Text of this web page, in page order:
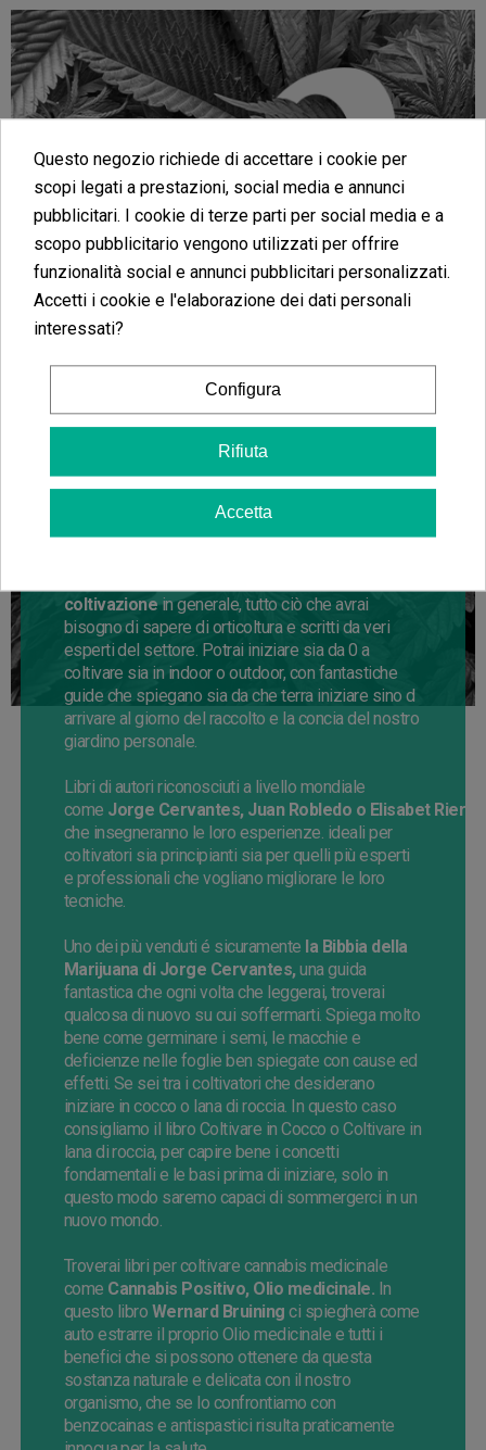
Libri coltivazione
coltivazionein generale, tutto ciò che avrai
bisogno di sapere di orticoltura e scritti da veri
esperti del settore. Potrai iniziare sia da0 a
coltivare siain indooro outdoor, con fantastiche
guide che spiegano siada che terra iniziare sino d
arrivare al giorno del raccolto e la concia del nostro
giardino personale.
Libri di autori riconosciuti a livello mondiale
come Jorge Cervantes, Juan Robledo o Elisabet Riera
che insegneranno le loro esperienze. ideali per
coltivatori sia principianti siaper quelli più esperti
e professionali che vogliano migliorare le loro
tecniche.
Uno dei più venduti é sicuramente la Bibbia della
Marijuana di Jorge Cervantes,una guida
fantastica che ogni volta che leggerai, troverai
qualcosa di nuovo su cui soffermarti. Spiega molto
bene come germinare i semi, le macchie e
deficienze nelle foglie ben spiegate con cause ed
effetti. Se sei tra i coltivatori che desiderano
iniziare in cocco o lana di roccia. In questo caso
consigliamo il libro Coltivare in Cocco o Coltivare in
lana di roccia, per capire bene i concetti
fondamentali e le basi prima di iniziare, solo in
questo modo saremo capaci di sommergerci in un
nuovo mondo.
Troverai libri per coltivare cannabis medicinale
come Cannabis Positivo, Olio medicinale. In
questo libro Wernard Bruining ci spiegherà come
auto estrarre il proprio Olio medicinale e tutti i
benefici che si possono ottenere da questa
sostanza naturale e delicata con il nostro
organismo, che se lo confrontiamo con
benzocainas e antispastici risulta praticamente
Questo negozio richiede di accettare i cookie per
scopi legati a prestazioni, social media e annunci
pubblicitari. I cookie di terze parti per social media e a
scopo pubblicitario vengono utilizzati per offrire
funzionalità social e annunci pubblicitari personalizzati.
Accetti i cookie e l'elaborazione dei dati personali
interessati?
Configura
Rifiuta
Accetta